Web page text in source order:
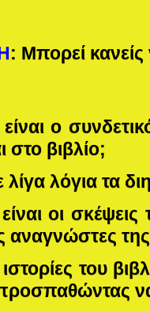
: Μπορεί
είναι ο
στο βιβλίο;
λόγια τα
είναι οι
αναγνώστες
του
προσπαθώντας